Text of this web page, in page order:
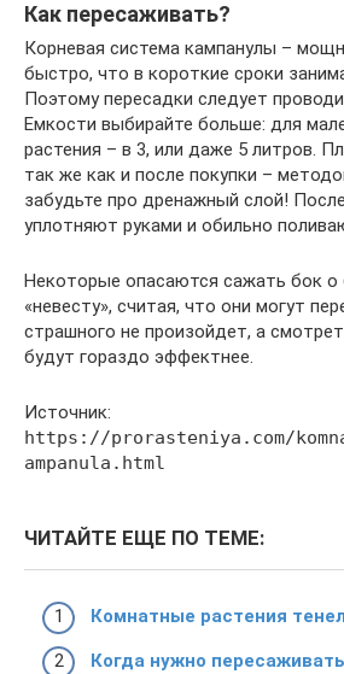
Как пересаживать?
Корневая система кампанулы –
быстро, что в короткие сроки
Поэтому пересадки следует
Емкости выбирайте больше: для
растения – в 3, или даже 5 литров.
так же как и после покупки –
забудьте про дренажный слой!
уплотняют руками и обильно
Некоторые опасаются сажать бок о
«невесту», считая, что они могут
страшного не произойдет, а
будут гораздо эффектнее.
Источник:
https://prorasteniya.com/
ampanula.html
ЧИТАЙТЕ ЕЩЕ ПО ТЕМЕ:
Комнатные растения
Когда нужно